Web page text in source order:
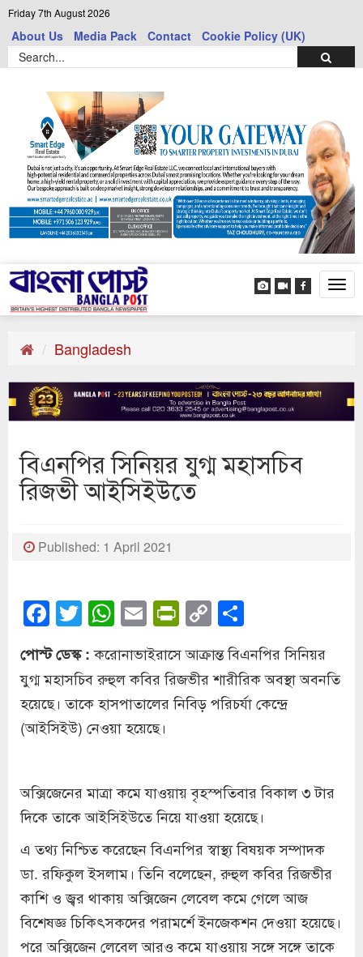
Friday 7th August 2026
About Us Media Pack Contact Cookie Policy (UK)
Bangladesh
বিএনপির সিনিয়র যুগ্ম মহাসচিব
রিজভী আইসিইউতে
Published: 1 April 2021
Facebook
Twitter
WhatsApp
EmailPrintFriendly
Copy
Link
পোস্ট ডেস্ক :করোনাভাইরাসে আক্রান্ত বিএনপির সিনিয়র
যুগ্ম মহাসচিব রুহুল কবির রিজভীর শারীরিক অবস্থা অবনতি
হয়েছে। তাকে হাসপাতালের নিবিড় পরিচর্যা কেন্দ্রে
(আইসিইউ) নেওয়া হয়েছে।
অক্সিজেনের মাত্রা কমে যাওয়ায় বৃহস্পতিবার বিকাল ৩ টার
দিকে তাকে আইসিইউতে নিয়ে যাওয়া হয়েছে।
এ তথ্য নিশ্চিত করেছেন বিএনপির স্বাস্থ্য বিষয়ক সম্পাদক
ডা. রফিকুল ইসলাম। তিনি বলেছেন, রুহুল কবির রিজভীর
কাশি ও জ্বর থাকায় অক্সিজেন লেবেল কমে গেলে আজ
বিশেষজ্ঞ চিকিৎসকদের পরামর্শে ইনজেকশন দেওয়া হয়েছে।
পরে অক্সিজেন লেবেল আরও কমে যাওয়ায় সঙ্গে সঙ্গে তাকে